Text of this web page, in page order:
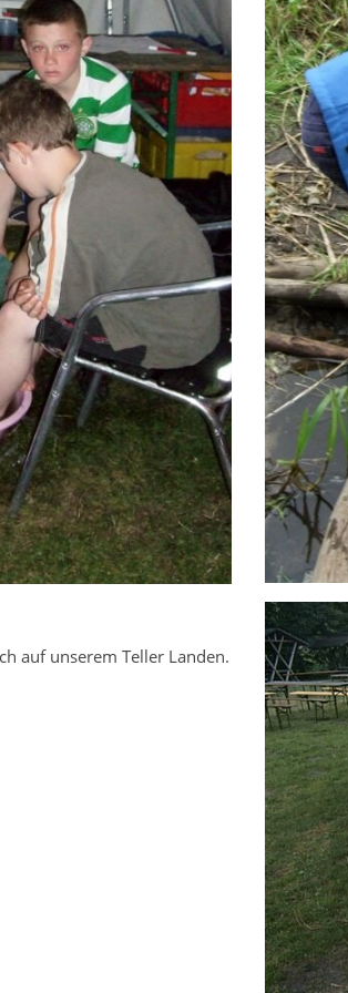
auf unserem Teller Landen.